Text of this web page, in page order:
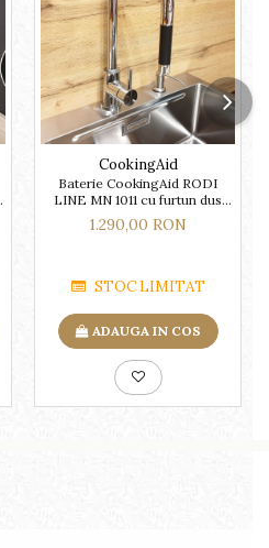
CookingAid
Baterie CookingAid RODI
LINE MN 1011 cu furtun dus
retractabil / extractibil si finisaj
Cromat
1.290,00 RON
STOC LIMITAT
ADAUGA IN COS